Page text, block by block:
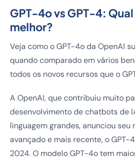
GPT-4o vs GPT-4:
melhor?
Veja como o GPT-4o da OpenAI
quando comparado em vários
todos os novos recursos que o
A OpenAI, que contribuiu muito
desenvolvimento de chatbots de
linguagem grandes, anunciou seu
avançado e mais recente, o GPT-
2024. O modelo GPT-4o tem